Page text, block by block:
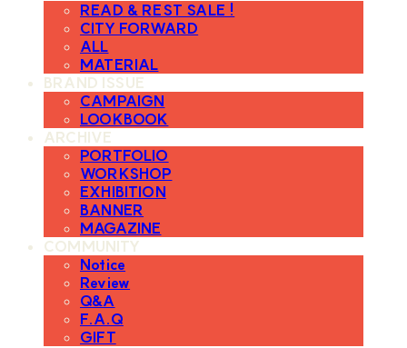
READ & REST SALE !
CITY FORWARD
ALL
MATERIAL
BRAND ISSUE
CAMPAIGN
LOOKBOOK
ARCHIVE
PORTFOLIO
WORKSHOP
EXHIBITION
BANNER
MAGAZINE
COMMUNITY
Notice
Review
Q&A
F.A.Q
GIFT